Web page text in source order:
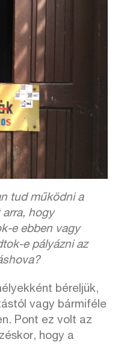
tud működni a
hogy
e ebben vagy
e pályázni az
béreljük,
vagy bármiféle
Pont ez volt az
hogy a